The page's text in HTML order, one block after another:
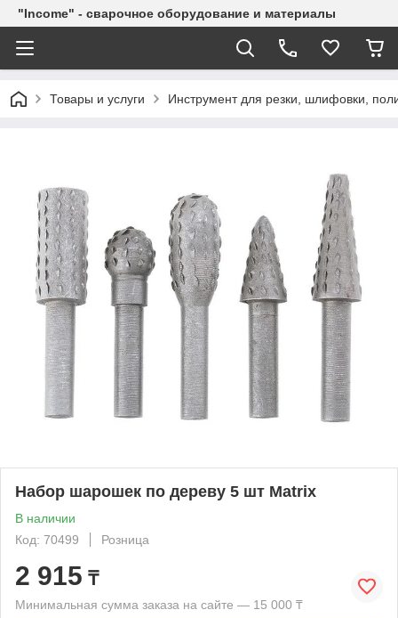
"Income" - сварочное оборудование и материалы
Товары и услуги Инструмент для резки, шлифовки,
Набор шарошек по дереву 5 шт Matrix
В наличии
Код: 70499
Розница
2 915 ₸
Минимальная сумма заказа на сайте — 15 000 ₸